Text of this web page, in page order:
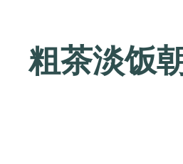
粗茶淡饭